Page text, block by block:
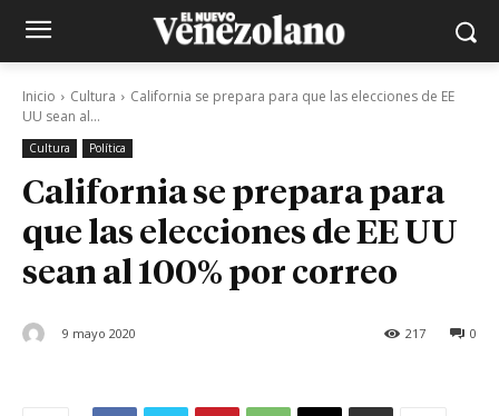
Inicio Cultura
California se prepara para que las elecciones de EE
UU sean al...
Cultura Política
California se prepara para
que las elecciones de EE UU
sean al 100% por correo
9 mayo 2020 0
217